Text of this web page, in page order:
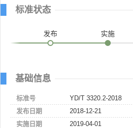
标准状态
发布 实施
基础信息
标准号
YD/T 3320.2-2018
发布日期
2018-12-21
实施日期
2019-04-01